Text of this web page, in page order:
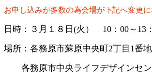
お申し込みが多数の為会場が下記へ変更に
日時：３月１８日(火） 10：00～13
場所：各務原市蘇原中央町2丁目1番
各務原市中央ライフデザインセ